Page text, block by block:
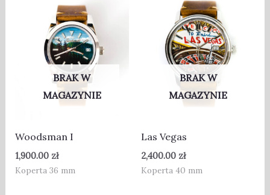
BRAK W
MAGAZYNIE
Woodsman I
1,900.00 zł
Koperta 36 mm
BRAK W
MAGAZYNIE
Las Vegas
2,400.00 zł
Koperta 40 mm